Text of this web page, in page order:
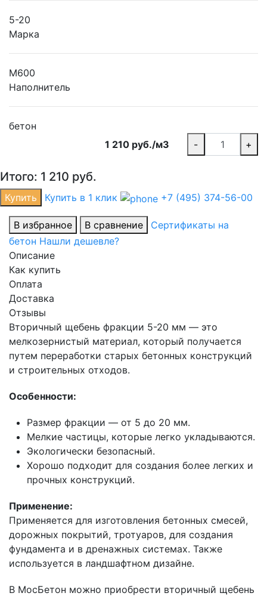
5-20
Марка
М600
Наполнитель
бетон
1 210 руб./м3
- +
Итого: 1 210 руб.
Купить Купить в 1 клик +7 (495) 374-56-00
В избранное В сравнение
Сертификаты на
бетон Нашли дешевле?
Описание
Как купить
Оплата
Доставка
Отзывы
Вторичный щебень фракции 5-20 мм — это
мелкозернистый материал, который получается
путем переработки старых бетонных конструкций
и строительных отходов.
Особенности:
Размер фракции — от 5 до 20 мм.
Мелкие частицы, которые легко укладываются.
Экологически безопасный.
Хорошо подходит для создания более легких и
прочных конструкций.
Применение:
Применяется для изготовления бетонных смесей,
дорожных покрытий, тротуаров, для создания
фундамента и в дренажных системах. Также
используется в ландшафтном дизайне.
В МосБетон можно приобрести вторичный щебень